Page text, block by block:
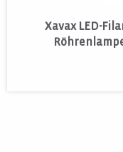
Xavax LED-